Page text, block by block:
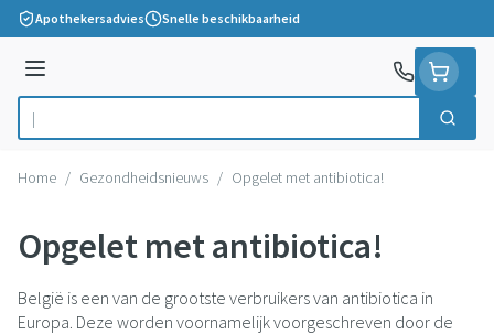
Ga naar de inhoud
Apothekersadvies Snelle beschikbaarheid
Menu
Product, merk, categorie... Zoek
Home / Gezondheidsnieuws / Opgelet met antibiotica!
Opgelet met antibiotica!
België is een van de grootste verbruikers van antibiotica in
Europa. Deze worden voornamelijk voorgeschreven door de